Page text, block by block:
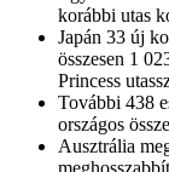
korábbi utas
Japán 33 új
összesen 1
Princess
További 438
országos
Ausztrália